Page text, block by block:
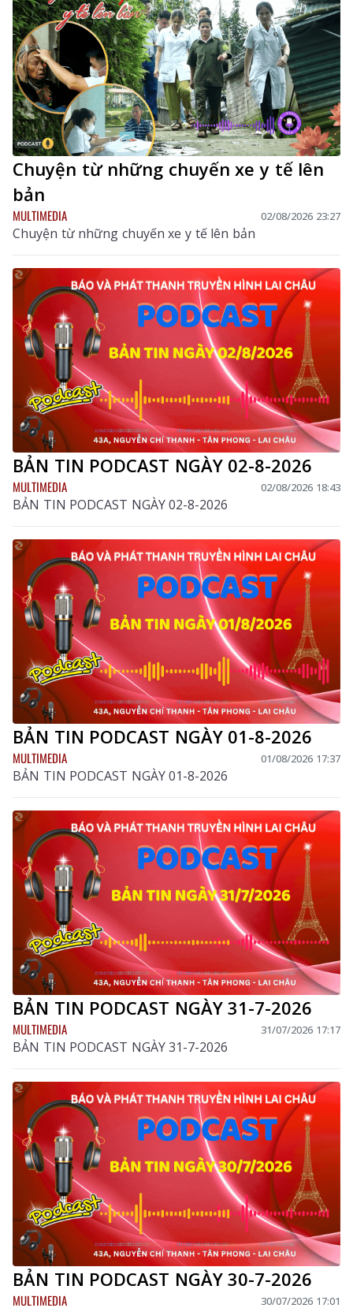
Chuyện từ những chuyến xe y tế lên
bản
MULTIMEDIA 02/08/2026 23:27
Chuyện từ những chuyến xe y tế lên bản
BẢN TIN PODCAST NGÀY 02-8-2026
MULTIMEDIA 02/08/2026 18:43
BẢN TIN PODCAST NGÀY 02-8-2026
BẢN TIN PODCAST NGÀY 01-8-2026
MULTIMEDIA 01/08/2026 17:37
BẢN TIN PODCAST NGÀY 01-8-2026
BẢN TIN PODCAST NGÀY 31-7-2026
MULTIMEDIA 31/07/2026 17:17
BẢN TIN PODCAST NGÀY 31-7-2026
BẢN TIN PODCAST NGÀY 30-7-2026
MULTIMEDIA 30/07/2026 17:01